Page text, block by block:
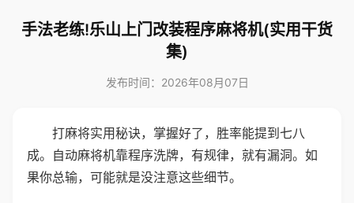
手法老练!乐山上门改装程序麻将机(实用干货
集)
发布时间：2026年08月07日
打麻将实用秘诀，掌握好了，胜率能提到七八
成。自动麻将机靠程序洗牌，有规律，就有漏洞。如
果你总输，可能就是没注意这些细节。